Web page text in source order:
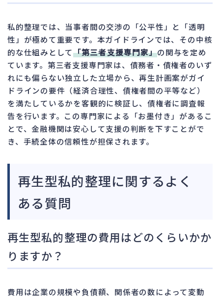
私的整理では、当事者間の交渉の「公平性」と「透明
性」が極めて重要です。本ガイドラインでは、その中核
的な仕組みとして「第三者支援専門家」の関与を定め
ています。第三者支援専門家は、債務者・債権者のいず
れにも偏らない独立した立場から、再生計画案がガイ
ドラインの要件（経済合理性、債権者間の平等など）
を満たしているかを客観的に検証し、債権者に調査報
告を行います。この専門家による「お墨付き」があるこ
とで、金融機関は安心して支援の判断を下すことがで
き、手続全体の信頼性が担保されます。
再生型私的整理に関するよく
ある質問
再生型私的整理の費用はどのくらいかか
りますか？
費用は企業の規模や負債額、関係者の数によって変動